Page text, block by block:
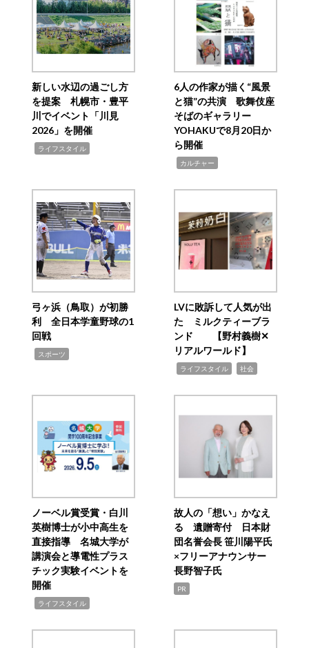
新しい水辺の過ごし方
を提案 札幌市・豊平
川でイベント「川見
2026」を開催
ライフスタイル
6人の作家が描く“風景
と猫”の共演 歌舞伎座
そばのギャラリー
YOHAKUで8月20日か
ら開催
カルチャー
弓ヶ浜（鳥取）が初勝
利 全日本学童野球の1
回戦
スポーツ
LVに敗訴して人気が出
た ミルクティーブラ
ンド 【野村義樹✕
リアルワールド】
ライフスタイル 社会
ノーベル賞受賞・白川
英樹博士が小中高生を
直接指導 名城大学が
講演会と導電性プラス
チック実験イベントを
開催
ライフスタイル
故人の「想い」かなえ
る 遺贈寄付 日本財
団名誉会長 笹川陽平氏
×フリーアナウンサー
長野智子氏
PR